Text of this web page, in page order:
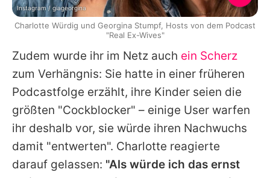
Zudem wurde ihr im Netz auch ein Scherz
zum Verhängnis: Sie hatte in einer früheren
Podcastfolge erzählt, ihre Kinder seien die
größten "Cockblocker" – einige User warfen
ihr deshalb vor, sie würde ihren Nachwuchs
damit "entwerten". Charlotte reagierte
darauf gelassen: "Als würde ich das ernst
Instagram / giageorgina
Charlotte Würdig und Georgina Stumpf, Hosts von dem Podcast
"Real Ex-Wives"